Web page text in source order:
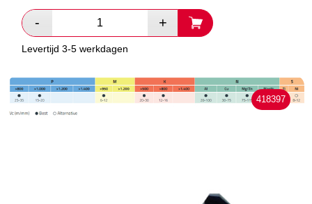
Levertijd 3-5 werkdagen
418397